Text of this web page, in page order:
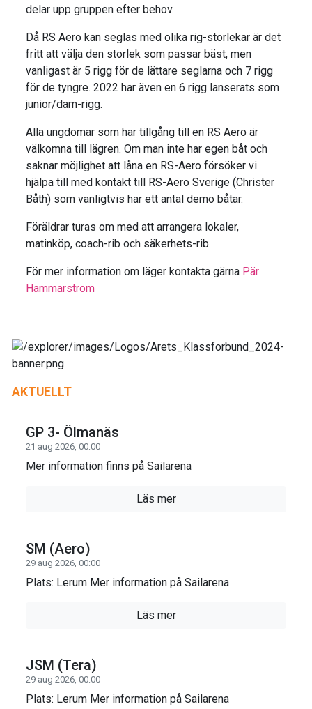
AKTUELLT
GP 3- Ölmanäs
21 aug 2026, 00:00
Mer information finns på Sailarena
Läs mer
SM (Aero)
29 aug 2026, 00:00
Plats: Lerum Mer information på Sailarena
Läs mer
JSM (Tera)
29 aug 2026, 00:00
Plats: Lerum Mer information på Sailarena
delar upp gruppen efter behov.
Då RS Aero kan seglas med olika rig-storlekar är det
fritt att välja den storlek som passar bäst, men
vanligast är 5 rigg för de lättare seglarna och 7 rigg
för de tyngre. 2022 har även en 6 rigg lanserats som
junior/dam-rigg.
Alla ungdomar som har tillgång till en RS Aero är
välkomna till lägren. Om man inte har egen båt och
saknar möjlighet att låna en RS-Aero försöker vi
hjälpa till med kontakt till RS-Aero Sverige (Christer
Båth) som vanligtvis har ett antal demo båtar.
Föräldrar turas om med att arrangera lokaler,
matinköp, coach-rib och säkerhets-rib.
För mer information om läger kontakta gärna Pär
Hammarström